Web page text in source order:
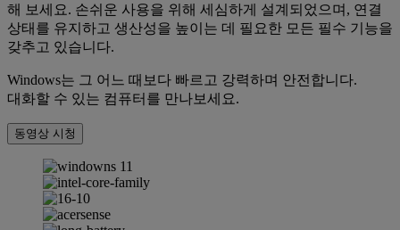
해 보세요. 손쉬운 사용을 위해 세심하게 설계되었으며, 연결
상태를 유지하고 생산성을 높이는 데 필요한 모든 필수 기능을
갖추고 있습니다.
Windows는 그 어느 때보다 빠르고 강력하며 안전합니다.
대화할 수 있는 컴퓨터를 만나보세요.
동영상 시청